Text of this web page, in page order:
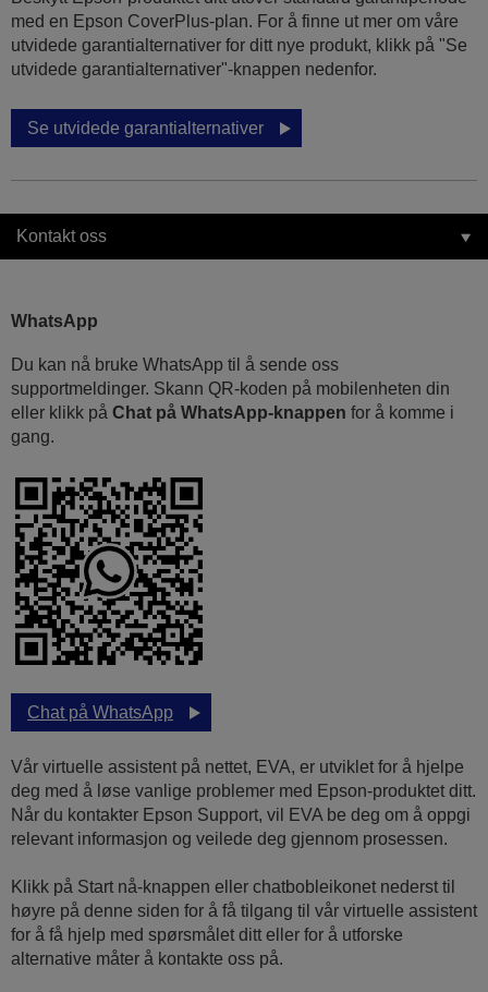
med en Epson CoverPlus-plan. For å finne ut mer om våre
utvidede garantialternativer for ditt nye produkt, klikk på "Se
utvidede garantialternativer"-knappen nedenfor.
Se utvidede garantialternativer
Kontakt oss
WhatsApp
Du kan nå bruke WhatsApp til å sende oss
supportmeldinger. Skann QR-koden på mobilenheten din
eller klikk på Chat på WhatsApp-knappen for å komme i
gang.
Chat på WhatsApp
Vår virtuelle assistent på nettet, EVA, er utviklet for å hjelpe
deg med å løse vanlige problemer med Epson-produktet ditt.
Når du kontakter Epson Support, vil EVA be deg om å oppgi
relevant informasjon og veilede deg gjennom prosessen.
Klikk på Start nå-knappen eller chatbobleikonet nederst til
høyre på denne siden for å få tilgang til vår virtuelle assistent
for å få hjelp med spørsmålet ditt eller for å utforske
alternative måter å kontakte oss på.